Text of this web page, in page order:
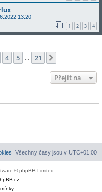
13:20
1 2 3 4
214 5 21
Přejít na
Všechny časy jsou v UTC+01:00
© phpBB Limited